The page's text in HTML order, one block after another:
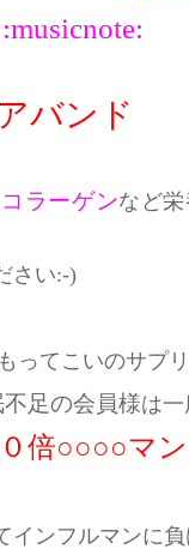
バンド
ラーゲンなど
さい:-)
ってこいのサプ
足の会員様は
倍○○○○マン
インフルマンに